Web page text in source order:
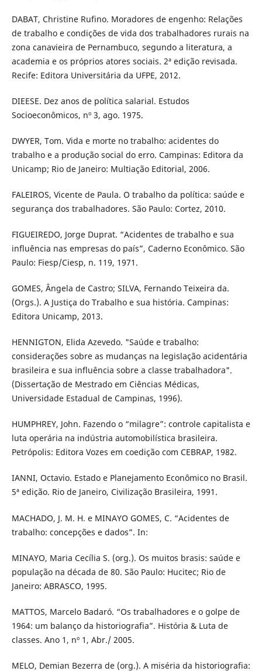
DABAT, Christine Rufino. Moradores de engenho: Relações
de trabalho e condições de vida dos trabalhadores rurais na
zona canavieira de Pernambuco, segundo a literatura, a
academia e os próprios atores sociais. 2ª edição revisada.
Recife: Editora Universitária da UFPE, 2012.
DIEESE. Dez anos de política salarial. Estudos
Socioeconômicos, nº 3, ago. 1975.
DWYER, Tom. Vida e morte no trabalho: acidentes do
trabalho e a produção social do erro. Campinas: Editora da
Unicamp; Rio de Janeiro: Multiação Editorial, 2006.
FALEIROS, Vicente de Paula. O trabalho da política: saúde e
segurança dos trabalhadores. São Paulo: Cortez, 2010.
FIGUEIREDO, Jorge Duprat. “Acidentes de trabalho e sua
influência nas empresas do país”, Caderno Econômico. São
Paulo: Fiesp/Ciesp, n. 119, 1971.
GOMES, Ângela de Castro; SILVA, Fernando Teixeira da.
(Orgs.). A Justiça do Trabalho e sua história. Campinas:
Editora Unicamp, 2013.
HENNIGTON, Elida Azevedo. "Saúde e trabalho:
considerações sobre as mudanças na legislação acidentária
brasileira e sua influência sobre a classe trabalhadora".
(Dissertação de Mestrado em Ciências Médicas,
Universidade Estadual de Campinas, 1996).
HUMPHREY, John. Fazendo o “milagre”: controle capitalista e
luta operária na indústria automobilística brasileira.
Petrópolis: Editora Vozes em coedição com CEBRAP, 1982.
IANNI, Octavio. Estado e Planejamento Econômico no Brasil.
5ª edição. Rio de Janeiro, Civilização Brasileira, 1991.
MACHADO, J. M. H. e MINAYO GOMES, C. “Acidentes de
trabalho: concepções e dados”. In:
MINAYO, Maria Cecília S. (org.). Os muitos brasis: saúde e
população na década de 80. São Paulo: Hucitec; Rio de
Janeiro: ABRASCO, 1995.
MATTOS, Marcelo Badaró. “Os trabalhadores e o golpe de
1964: um balanço da historiografia”. História & Luta de
classes. Ano 1, nº 1, Abr./ 2005.
MELO, Demian Bezerra de (org.). A miséria da historiografia: